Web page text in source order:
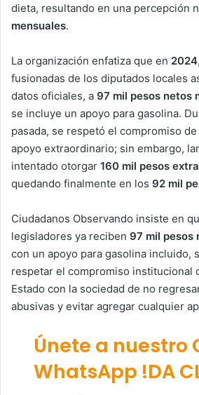
dieta, resultando en una percepción
mensuales.
La organización enfatiza que en 2024
fusionadas de los diputados locales
datos oficiales, a 97 mil pesos netos
se incluye un apoyo para gasolina.
pasada, se respetó el compromiso
apoyo extraordinario; sin embargo,
intentado otorgar 160 mil pesos
quedando finalmente en los 92 mil
Ciudadanos Observando insiste en
legisladores ya reciben 97 mil pesos
con un apoyo para gasolina incluido,
respetar el compromiso institucional
Estado con la sociedad de no
abusivas y evitar agregar cualquier
Únete a nuestro
WhatsApp !DA